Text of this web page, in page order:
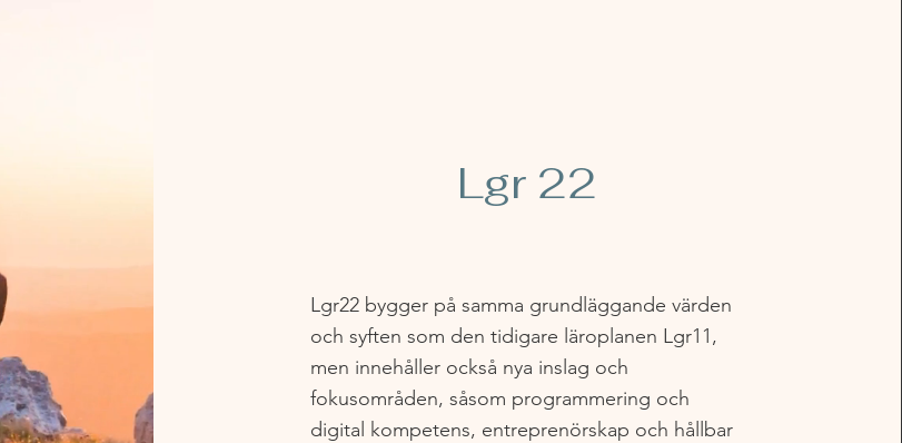
Lgr 22
Lgr22 bygger på samma grundläggande värden
och syften som den tidigare läroplanen Lgr11,
men innehåller också nya inslag och
fokusområden, såsom programmering och
digital kompetens, entreprenörskap och hållbar